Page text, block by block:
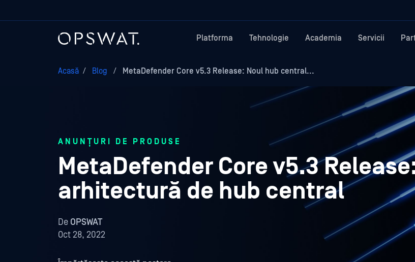
Platforma Tehnologie Academia Servicii
Acasă / Blog / MetaDefender Core v5.3 Release: Noul hub central...
ANUNȚURI DE PRODUSE
MetaDefender Core v5.3
arhitectură de hub central
De OPSWAT
Oct 28, 2022